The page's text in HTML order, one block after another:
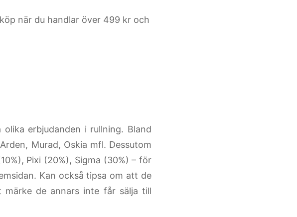
när du handlar över 499 kr och
erbjudanden i rullning. Bland
Murad, Oskia mfl. Dessutom
Pixi (20%), Sigma (30%) – för
Kan också tipsa om att de
märke de annars inte får sälja till